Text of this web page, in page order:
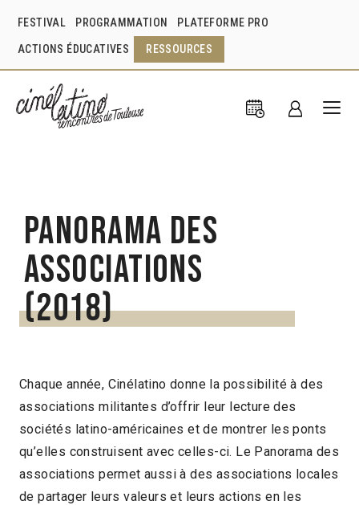
FESTIVAL PROGRAMMATION PLATEFORME PRO
ACTIONS ÉDUCATIVES RESSOURCES
Panorama des
associations
(2018)
Chaque année, Cinélatino donne la possibilité à des
associations militantes d’offrir leur lecture des
sociétés latino-américaines et de montrer les ponts
qu’elles construisent avec celles-ci. Le Panorama des
associations permet aussi à des associations locales
de partager leurs valeurs et leurs actions en les